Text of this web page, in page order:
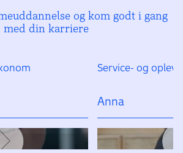
og kom godt i gang
med din karriere
Service- og
Anna